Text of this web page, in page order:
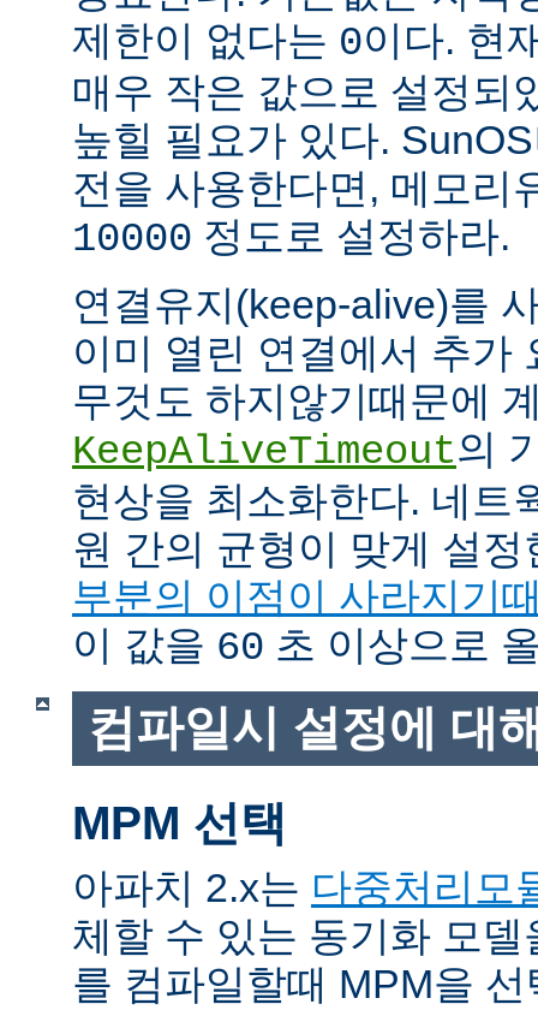
제한이 없다는 0이다. 현
매우 작은 값으로 설정되
높힐 필요가 있다.
전을 사용한다면, 메모리
10000 정도로 설정하라.
연결유지(keep-alive)를
이미 열린 연결에서 추가
무것도 하지않기때문에
KeepAliveTimeout의
현상을 최소화한다. 네트
원 간의 균형이 맞게 설
부분의 이점이 사라지기
이 값을 60 초 이상으로
컴파일시 설정에 대
MPM 선택
아파치 2.x는 다중처리모
체할 수 있는 동기화 모
를 컴파일할때 MPM을